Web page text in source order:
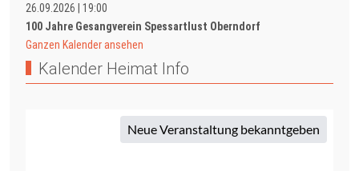
26.09.2026
19:00
100 Jahre Gesangverein Spessartlust Oberndorf
Ganzen Kalender ansehen
Kalender Heimat Info